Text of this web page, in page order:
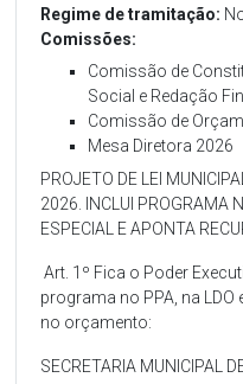
Regime de tramitação:
Comissões:
Comissão de
Social e Redação
Comissão de
Mesa Diretora 2026
PROJETO DE LEI
2026. INCLUI PROGRAMA
ESPECIAL E APONTA
Art. 1º Fica o Poder
programa no PPA, na
no orçamento:
SECRETARIA MUNICIPAL